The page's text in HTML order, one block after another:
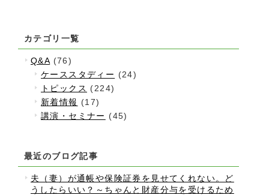
カテゴリ一覧
Q&A (76)
ケーススタディー (24)
トピックス (224)
新着情報 (17)
講演・セミナー (45)
最近のブログ記事
夫（妻）が通帳や保険証券を見せてくれない。ど
うしたらいい？～ちゃんと財産分与を受けるため